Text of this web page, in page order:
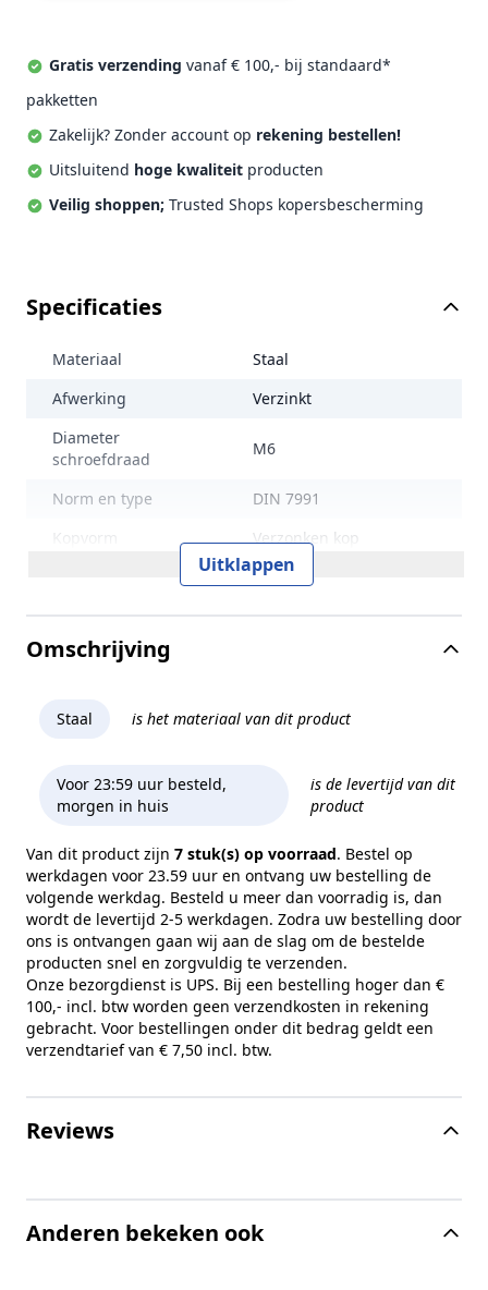
Gratis verzending vanaf € 100,- bij standaard*
pakketten
Zakelijk? Zonder account op rekening bestellen!
Uitsluitend hoge kwaliteit producten
Veilig shoppen; Trusted Shops kopersbescherming
Specificaties
Materiaal
Staal
Afwerking
Verzinkt
Diameter
schroefdraad
M6
Norm en type
DIN 7991
Kopvorm
Verzonken kop
Binnenzeskant (inbus)
Lengte
20 mm
Afmeting
Uitklappen
Omschrijving
Staal is het materiaal van dit product
Voor 23:59 uur besteld,
morgen in huis
is de levertijd van dit
product
Van dit product zijn 7 stuk(s) op voorraad. Bestel op
werkdagen voor 23.59 uur en ontvang uw bestelling de
volgende werkdag. Besteld u meer dan voorradig is, dan
wordt de levertijd 2-5 werkdagen. Zodra uw bestelling door
ons is ontvangen gaan wij aan de slag om de bestelde
producten snel en zorgvuldig te verzenden.
Onze bezorgdienst is UPS. Bij een bestelling hoger dan €
100,- incl. btw worden geen verzendkosten in rekening
gebracht. Voor bestellingen onder dit bedrag geldt een
verzendtarief van € 7,50 incl. btw.
Reviews
Anderen bekeken ook